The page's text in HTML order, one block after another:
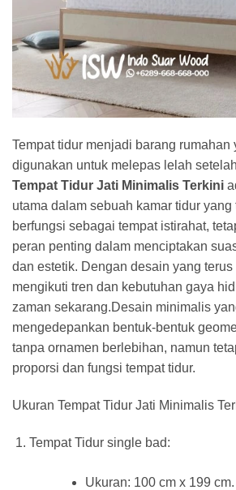
Tempat tidur menjadi barang rumahan
digunakan untuk melepas lelah
Tempat Tidur Jati Minimalis Terkini
utama dalam sebuah kamar tidur yang
berfungsi sebagai tempat istirahat,
peran penting dalam menciptakan
dan estetik. Dengan desain yang terus
mengikuti tren dan kebutuhan gaya
zaman sekarang.Desain minimalis
mengedepankan bentuk-bentuk
tanpa ornamen berlebihan, namun
proporsi dan fungsi tempat tidur.
Ukuran Tempat Tidur Jati Minimalis
Tempat Tidur single bad:
Ukuran: 100 cm x 199 cm.